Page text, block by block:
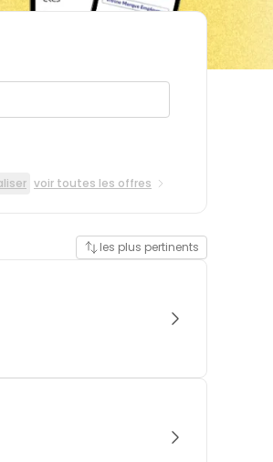
voir toutes les offres
les plus pertinents